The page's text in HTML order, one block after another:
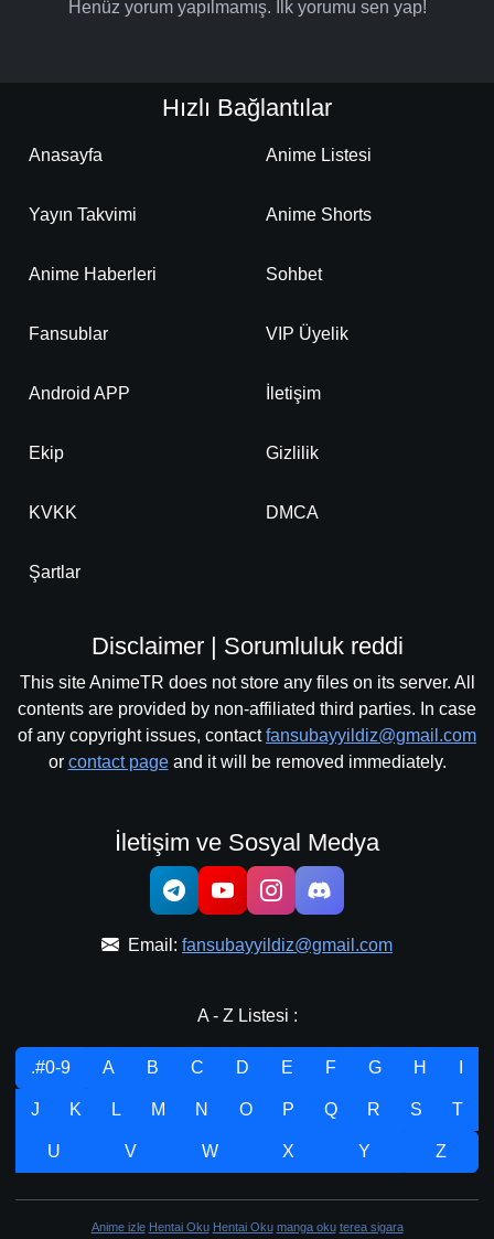
Henüz yorum yapılmamış. İlk yorumu sen yap!
Hızlı Bağlantılar
Anasayfa Anime Listesi
Yayın Takvimi Anime Shorts
Anime Haberleri Sohbet
Fansublar VIP Üyelik
Android APP İletişim
Ekip Gizlilik
KVKK DMCA
Şartlar
Disclaimer | Sorumluluk reddi
This site AnimeTR does not store any files on its server. All
contents are provided by non-affiliated third parties. In case
of any copyright issues, contactfansubayyildiz@gmail.com
or contact pageand it will be removed immediately.
İletişim ve Sosyal Medya
Email: fansubayyildiz@gmail.com
A - Z Listesi :
.#0-9 A B C D E F G H
J K L M N O P Q R S T
U V W X Y Z
Anime izle Hentai Oku Hentai Oku manga oku terea sigara